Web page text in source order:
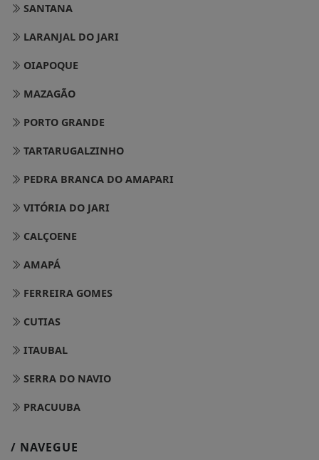
SANTANA
LARANJAL DO JARI
OIAPOQUE
MAZAGÃO
PORTO GRANDE
TARTARUGALZINHO
PEDRA BRANCA DO AMAPARI
VITÓRIA DO JARI
CALÇOENE
AMAPÁ
FERREIRA GOMES
CUTIAS
ITAUBAL
SERRA DO NAVIO
PRACUUBA
/ NAVEGUE